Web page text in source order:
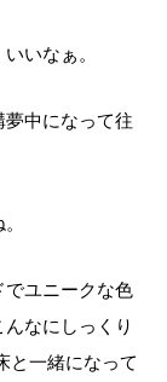
いなぁ。
中になって往
ユニークな色
なにしっくり
と一緒になって